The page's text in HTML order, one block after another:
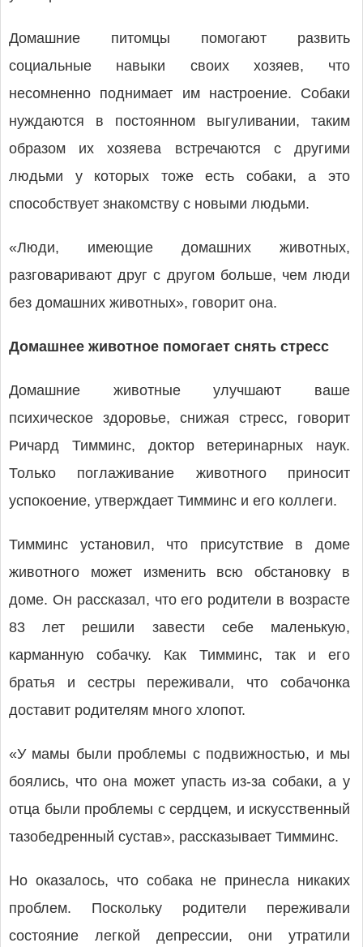
Домашние питомцы помогают развить
социальные навыки своих хозяев, что
несомненно поднимает им настроение. Собаки
нуждаются в постоянном выгуливании, таким
образом их хозяева встречаются с другими
людьми у которых тоже есть собаки, а это
способствует знакомству с новыми людьми.
«Люди, имеющие домашних животных,
разговаривают друг с другом больше, чем люди
без домашних животных», говорит она.
Домашнее животное помогает снять стресс
Домашние животные улучшают ваше
психическое здоровье, снижая стресс, говорит
Ричард Тимминс, доктор ветеринарных наук.
Только поглаживание животного приносит
успокоение, утверждает Тимминс и его коллеги.
Тимминс установил, что присутствие в доме
животного может изменить всю обстановку в
доме. Он рассказал, что его родители в возрасте
83 лет решили завести себе маленькую,
карманную собачку. Как Тимминс, так и его
братья и сестры переживали, что собачонка
доставит родителям много хлопот.
«У мамы были проблемы с подвижностью, и мы
боялись, что она может упасть из-за собаки, а у
отца были проблемы с сердцем, и искусственный
тазобедренный сустав», рассказывает Тимминс.
Но оказалось, что собака не принесла никаких
проблем. Поскольку родители переживали
состояние легкой депрессии, они утратили